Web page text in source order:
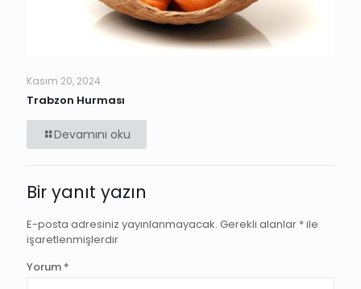
Kasım 20, 2024
Trabzon Hurması
Devamını oku
Bir yanıt yazın
E-posta adresiniz yayınlanmayacak. Gerekli alanlar *ile
işaretlenmişlerdir
Yorum *